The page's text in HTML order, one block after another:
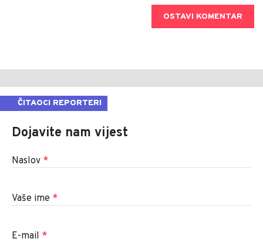
OSTAVI KOMENTAR
ČITAOCI REPORTERI
Dojavite nam vijest
Naslov *
Vaše ime *
E-mail *